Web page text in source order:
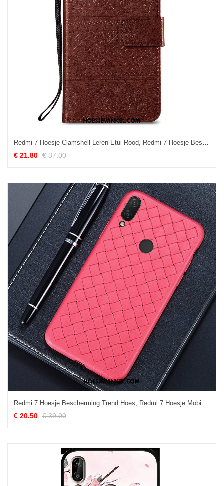
Redmi 7 Hoesje Clamshell Leren Etui Rood, Redmi 7 Hoesje Bescherming Mini Braun Beige
€ 21.80 € 37.00
Redmi 7 Hoesje Bescherming Trend Hoes, Redmi 7 Hoesje Mobiele Telefoon Geruite Beige
€ 20.50 € 39.00